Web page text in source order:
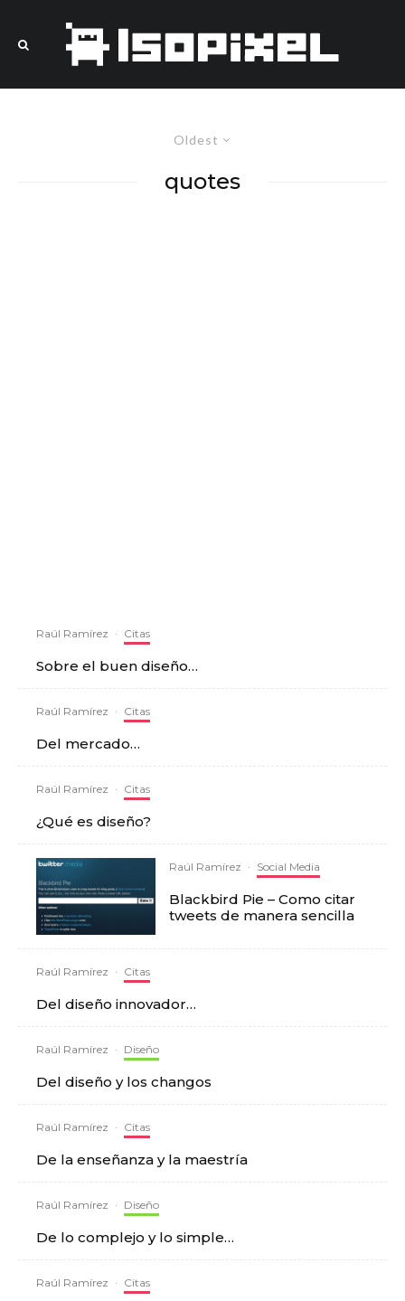
Oldest
quotes
Raúl Ramírez · Citas
Sobre el buen diseño…
Raúl Ramírez · Citas
Del mercado…
Raúl Ramírez · Citas
¿Qué es diseño?
Raúl Ramírez · Social Media
Blackbird Pie – Como citar
tweets de manera sencilla
Raúl Ramírez · Citas
Del diseño innovador…
Raúl Ramírez · Diseño
Del diseño y los changos
Raúl Ramírez · Citas
De la enseñanza y la maestría
Raúl Ramírez · Diseño
De lo complejo y lo simple…
Raúl Ramírez · Citas